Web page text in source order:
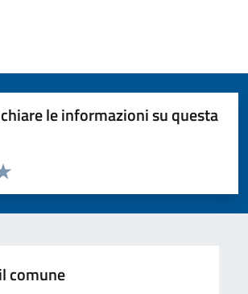
le informazioni su questa
pagina
5 stelle su 5
4 stelle su 5
su 5
su 5
5
comune